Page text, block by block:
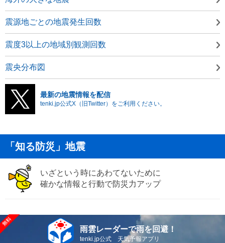
震源地ごとの地震発生回数
震度3以上の地域別観測回数
震央分布図
最新の地震情報を配信
tenki.jp公式X（旧Twitter）をご利用ください。
「知る防災」地震
いざという時にあわてないために
確かな情報と行動で防災力アップ
雨雲レーダーで雨を回避！
tenki.jp公式 天気予報アプリ